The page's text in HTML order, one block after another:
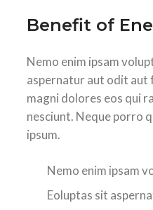
Benefit of
Nemo enim ipsam
aspernatur aut odit aut
magni dolores eos qui
nesciunt. Neque porro
ipsum.
Nemo enim ipsam
Eoluptas sit